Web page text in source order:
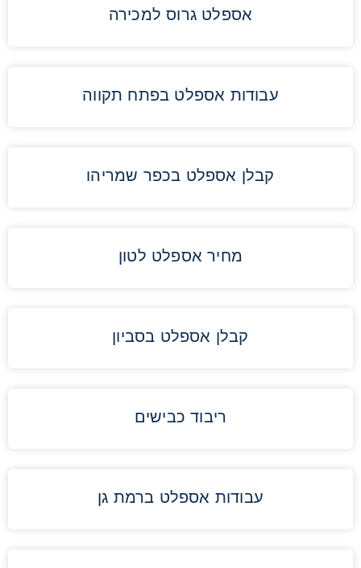
אספלט גרוס למכירה
עבודות אספלט בפתח תקווה
קבלן אספלט בכפר שמריהו
מחיר אספלט לטון
קבלן אספלט בסביון
ריבוד כבישים
עבודות אספלט ברמת גן